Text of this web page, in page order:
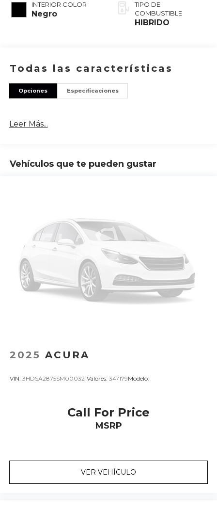
INTERIOR COLOR
Negro
TIPO DE
COMBUSTIBLE
HIBRIDO
Todas las características
Opciones Especificaciones
Leer Más...
Vehículos que te pueden gustar
2025 ACURA
VIN: 3HDSA2875SM000321Valores: 347179Modelo:
Call For Price
MSRP
VER VEHÍCULO